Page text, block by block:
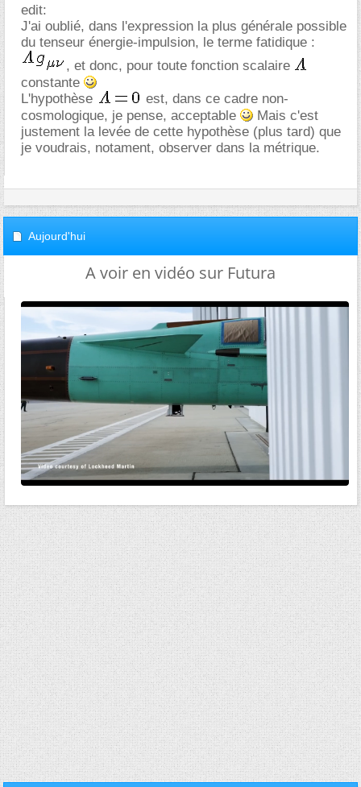
edit:
J'ai oublié, dans l'expression la plus générale possible
du tenseur énergie-impulsion, le terme fatidique :
, et donc, pour toute fonction scalaire
constante
L'hypothèse
est, dans ce cadre non-
cosmologique, je pense, acceptable
Mais c'est
justement la levée de cette hypothèse (plus tard) que
je voudrais, notament, observer dans la métrique.
Aujourd'hui
A voir en vidéo sur Futura